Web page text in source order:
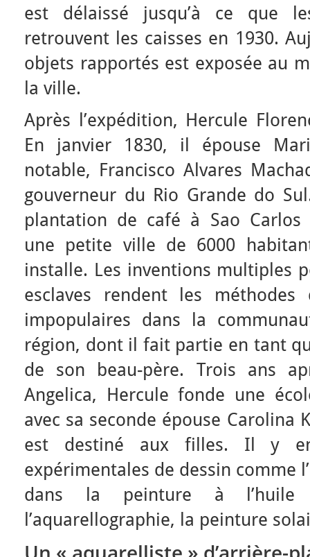
est délaissé jusqu’à ce que
retrouvent les caisses en 1930.
objets rapportés est exposée au
la ville.
Après l’expédition, Hercule
En janvier 1830, il épouse
notable, Francisco Alvares
gouverneur du Rio Grande do
plantation de café à Sao Carlos
une petite ville de 6000
installe. Les inventions multiples
esclaves rendent les méthodes
impopulaires dans la
région, dont il fait partie en tant
de son beau-père. Trois ans
Angelica, Hercule fonde une
avec sa seconde épouse Carolina
est destiné aux filles. Il y
expérimentales de dessin comme
dans la peinture à l’huile
l’aquarellographie, la peinture